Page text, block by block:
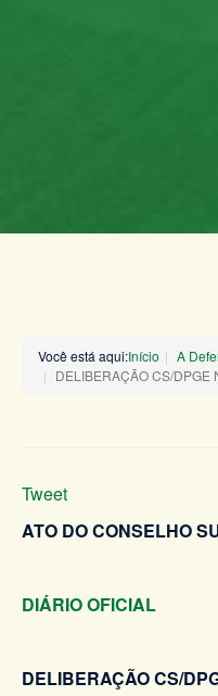
Você está aqui:Início A
DELIBERAÇÃO CS/DPGE
Tweet
ATO DO CONSELHO
DIÁRIO OFICIAL